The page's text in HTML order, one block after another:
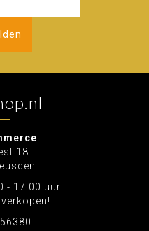
18
- 17:00 uur